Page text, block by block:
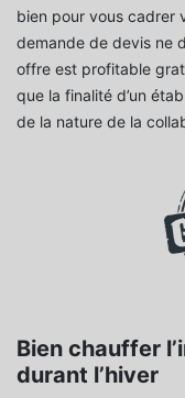
bien pour vous cadrer
demande de devis ne
offre est profitable
que la finalité d’un
de la nature de la
Bien chauffer
durant l’hiver